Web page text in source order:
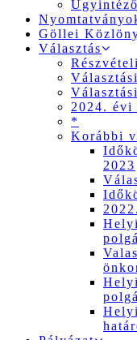
Göllei
Választás
2024. évi
*
Korábbi
2023